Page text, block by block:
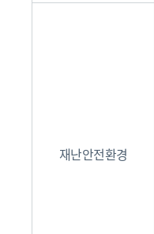
재난안전환경